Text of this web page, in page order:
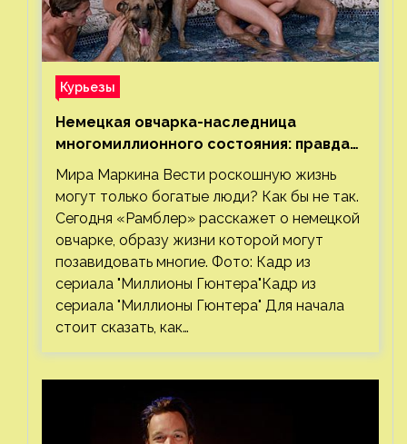
Курьезы
Немецкая овчарка-наследница
многомиллионного состояния: правда
или миф
Мира Маркина Вести роскошную жизнь
могут только богатые люди? Как бы не так.
Сегодня «Рамблер» расскажет о немецкой
овчарке, образу жизни которой могут
позавидовать многие. Фото: Кадр из
сериала "Миллионы Гюнтера"Кадр из
сериала "Миллионы Гюнтера" Для начала
стоит сказать, как…